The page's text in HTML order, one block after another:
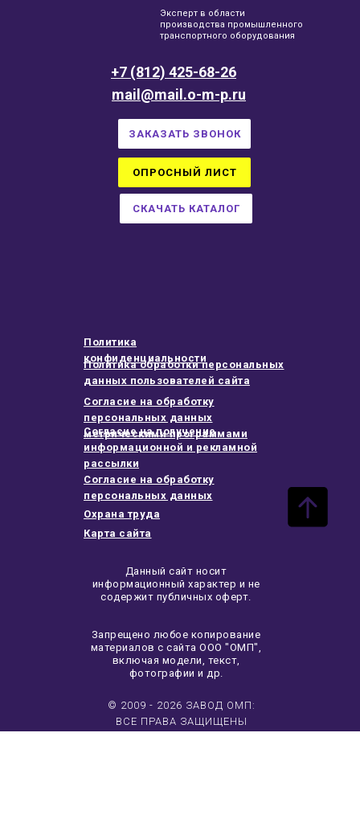
Эксперт в области
производства промышленного
транспортного оборудования
СКАЧАТЬ КАТАЛОГ
+7 (812) 425-68-26
ЗАКАЗАТЬ ЗВОНОК
Данный сайт носит
информационный характер и не
содержит публичных оферт.
Запрещено любое копирование
материалов с сайта ООО "ОМП",
включая модели, текст,
фотографии и др.
mail@mail.o-m-p.ru
© 2009 - 2026 ЗАВОД ОМП:
ВСЕ ПРАВА ЗАЩИЩЕНЫ
Политика
конфиденциальности
Политика обработки персональных
данных пользователей сайта
Согласие на обработку
персональных данных
метрическими программами
Согласие на получение
информационной и рекламной
рассылки
Охрана труда
Карта сайта
Согласие на обработку
персональных данных
ОПРОСНЫЙ ЛИСТ